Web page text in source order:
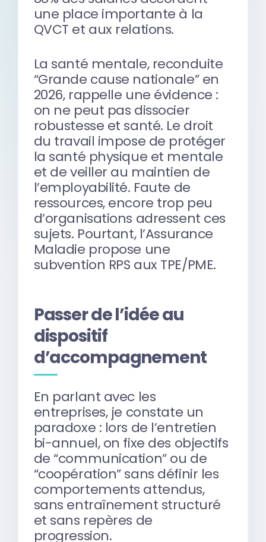
une place importante à la
QVCT et aux relations.
La santé mentale, reconduite
“Grande cause nationale” en
2026, rappelle une évidence :
on ne peut pas dissocier
robustesse et santé. Le droit
du travail impose de protéger
la santé physique et mentale
et de veiller au maintien de
l’employabilité. Faute de
ressources, encore trop peu
d’organisations adressent ces
sujets. Pourtant, l’Assurance
Maladie propose une
subvention RPS aux TPE/PME.
Passer de l’idée au
dispositif
d’accompagnement
En parlant avec les
entreprises, je constate un
paradoxe : lors de l’entretien
bi-annuel, on fixe des objectifs
de “communication” ou de
“coopération” sans définir les
comportements attendus,
sans entraînement structuré
et sans repères de
progression.